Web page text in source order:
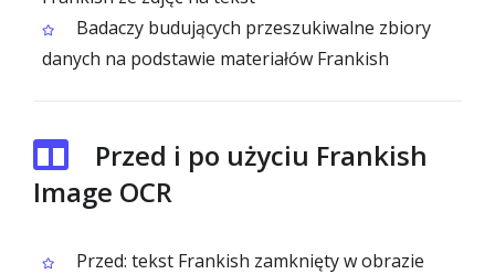
Badaczy budujących przeszukiwalne zbiory
danych na podstawie materiałów Frankish
Przed i po użyciu Frankish
Image OCR
Przed: tekst Frankish zamknięty w obrazie